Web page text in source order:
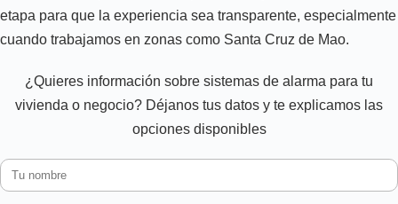
etapa para que la experiencia sea transparente, especialmente
cuando trabajamos en zonas como Santa Cruz de Mao.
¿Quieres información sobre sistemas de alarma para tu
vivienda o negocio? Déjanos tus datos y te explicamos las
opciones disponibles